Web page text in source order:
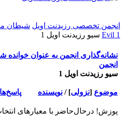
انجمن تخصصی رزیدنت اویل شيطان
Evil 1 سيو رزیدنت اویل 1
نشانه‌گذاری انجمن به عنوان خوانده
انجمن
سيو رزیدنت اویل 1
موضوع [نزولی]
/ نویسنده پاسخ‌ها
پوزش! درحال‌حاضر با معیارهای